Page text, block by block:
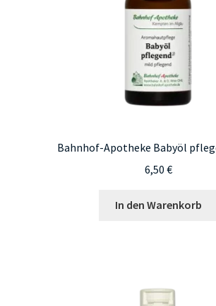
Bahnhof-Apotheke Babyöl
6,50 €
In den Warenkorb